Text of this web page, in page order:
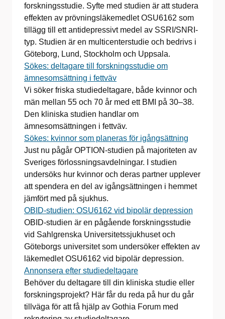
forskningsstudie. Syfte med studien är att studera
effekten av prövningsläkemedlet OSU6162 som
tillägg till ett antidepressivt medel av SSRI/SNRI-
typ. Studien är en multicenterstudie och bedrivs i
Göteborg, Lund, Stockholm och Uppsala.
Sökes: deltagare till forskningsstudie om
ämnesomsättning i fettväv
Vi söker friska studiedeltagare, både kvinnor och
män mellan 55 och 70 år med ett BMI på 30–38.
Den kliniska studien handlar om
ämnesomsättningen i fettväv.
Sökes: kvinnor som planeras för igångsättning
Just nu pågår OPTION-studien på majoriteten av
Sveriges förlossningsavdelningar. I studien
undersöks hur kvinnor och deras partner upplever
att spendera en del av igångsättningen i hemmet
jämfört med på sjukhus.
OBID-studien: OSU6162 vid bipolär depression
OBID-studien är en pågående forskningsstudie
vid Sahlgrenska Universitetssjukhuset och
Göteborgs universitet som undersöker effekten av
läkemedlet OSU6162 vid bipolär depression.
Annonsera efter studiedeltagare
Behöver du deltagare till din kliniska studie eller
forskningsprojekt? Här får du reda på hur du går
tillväga för att få hjälp av Gothia Forum med